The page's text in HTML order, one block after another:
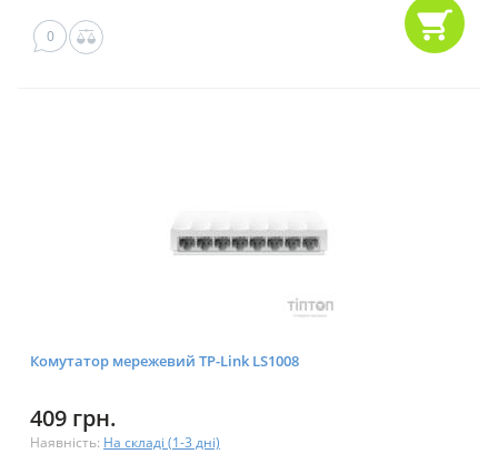
0
Комутатор мережевий TP-Link LS1008
409 грн.
Наявність: На складі (1-3 дні)